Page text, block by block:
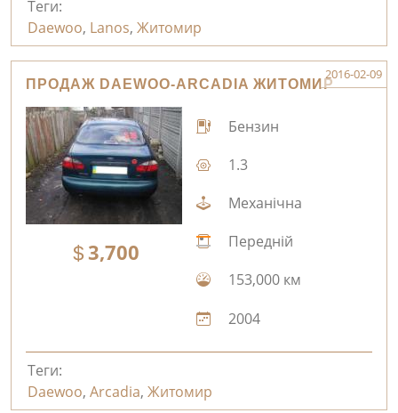
Теги:
Daewoo, Lanos, Житомир
ПРОДАЖ DAEWOO-ARCADIA ЖИТОМИР
2016-02-09
3,700
Бензин
1.3
Механічна
Передній
153,000 км
2004
Теги:
Daewoo, Arcadia, Житомир